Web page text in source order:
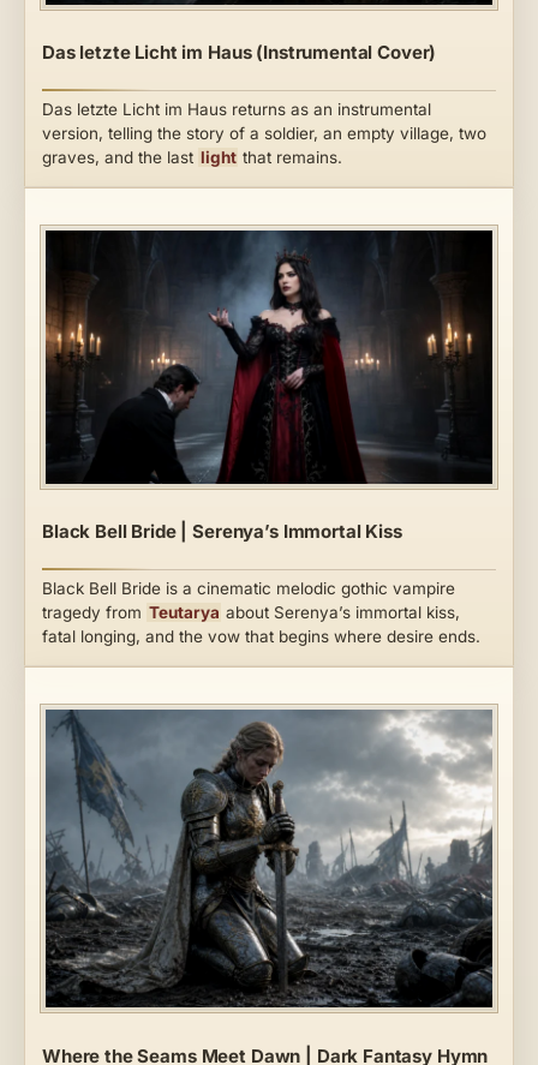
Das letzte Licht im Haus (Instrumental Cover)
Das letzte Licht im Haus returns as an instrumental
version, telling the story of a soldier, an empty village, two
graves, and the last light that remains.
Black Bell Bride | Serenya’s Immortal Kiss
Black Bell Bride is a cinematic melodic gothic vampire
tragedy from Teutarya about Serenya’s immortal kiss,
fatal longing, and the vow that begins where desire ends.
Where the Seams Meet Dawn | Dark Fantasy Hymn